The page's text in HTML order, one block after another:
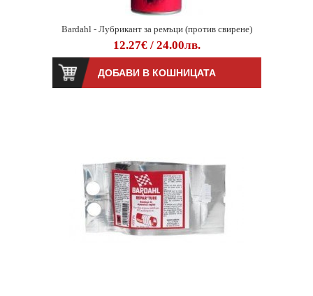
Bardahl - Лубрикант за ремъци (против свирене)
12.27€ / 24.00лв.